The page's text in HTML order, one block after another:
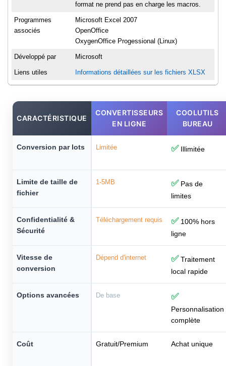
format ne prend pas en charge les macros.
Programmes
associés
Microsoft Excel 2007
OpenOffice
OxygenOffice Progessional (Linux)
Développé par Microsoft
Liens utiles Informations détaillées sur les fichiers XLSX
CARACTÉRISTIQUE
CONVERTISSEURS
EN LIGNE
COOLUTILS
BUREAU
Conversion par lots Limitée ✅Illimitée
Limite de taille de
fichier
1-5MB ✅Pas de
limites
Confidentialité &
Sécurité
Téléchargement requis ✅100% hors
ligne
Vitesse de
conversion
Dépend d'internet ✅Traitement
local rapide
Options avancées De base ✅
Personnalisation
complète
Coût Gratuit/Premium Achat unique